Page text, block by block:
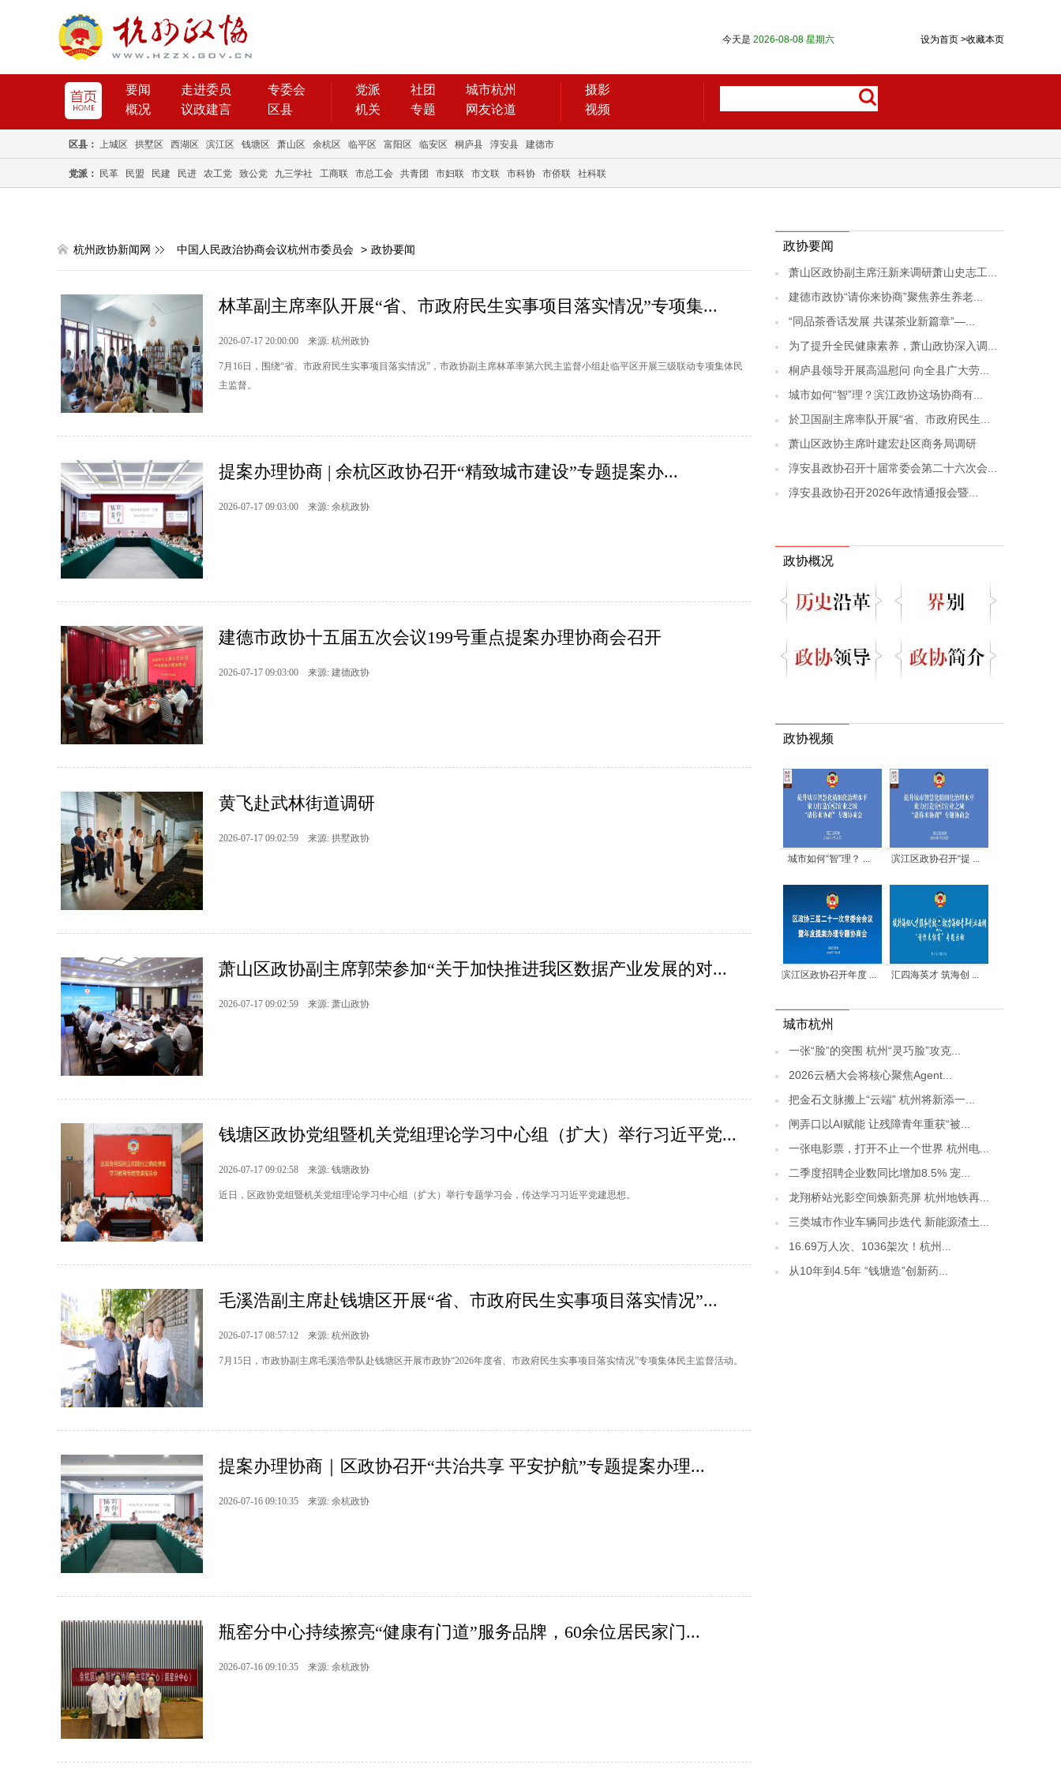
设为首页 >收藏本页
今天是 2026-08-08 星期六
要闻 走进委员
专委会
概况
议政建言 区县
党派 社团
城市杭州
机关
专题 网友论道
摄影
视频
区县： 上城区 拱墅区 西湖区 滨江区 钱塘区 萧山区 余杭区 临平区 富阳区 临安区 桐庐县 淳安县 建德市
党派： 民革 民盟 民建 民进 农工党 致公党 九三学社 工商联 市总工会 共青团 市妇联 市文联 市科协 市侨联 社科联
杭州政协新闻网 中国人民政治协商会议杭州市委员会 > 政协要闻
林革副主席率队开展“省、市政府民生实事项目落实情况”专项集...
2026-07-17 20:00:00 来源: 杭州政协
7月16日，围绕“省、市政府民生实事项目落实情况”，市政协副主席林革率第六民主监督小组赴临平区开展三级联动专项集体民
主监督。
提案办理协商 | 余杭区政协召开“精致城市建设”专题提案办...
2026-07-17 09:03:00 来源: 余杭政协
建德市政协十五届五次会议199号重点提案办理协商会召开
2026-07-17 09:03:00 来源: 建德政协
黄飞赴武林街道调研
2026-07-17 09:02:59 来源: 拱墅政协
萧山区政协副主席郭荣参加“关于加快推进我区数据产业发展的对...
2026-07-17 09:02:59 来源: 萧山政协
钱塘区政协党组暨机关党组理论学习中心组（扩大）举行习近平党...
2026-07-17 09:02:58 来源: 钱塘政协
近日，区政协党组暨机关党组理论学习中心组（扩大）举行专题学习会，传达学习习近平党建思想。
毛溪浩副主席赴钱塘区开展“省、市政府民生实事项目落实情况”...
2026-07-17 08:57:12 来源: 杭州政协
7月15日，市政协副主席毛溪浩带队赴钱塘区开展市政协“2026年度省、市政府民生实事项目落实情况”专项集体民主监督活动。
提案办理协商｜区政协召开“共治共享 平安护航”专题提案办理...
2026-07-16 09:10:35 来源: 余杭政协
瓶窑分中心持续擦亮“健康有门道”服务品牌，60余位居民家门...
2026-07-16 09:10:35 来源: 余杭政协
政协要闻
萧山区政协副主席汪新来调研萧山史志工...
建德市政协“请你来协商”聚焦养生养老...
“同品茶香话发展 共谋茶业新篇章”—...
为了提升全民健康素养，萧山政协深入调...
桐庐县领导开展高温慰问 向全县广大劳...
城市如何“智”理？滨江政协这场协商有...
於卫国副主席率队开展“省、市政府民生...
萧山区政协主席叶建宏赴区商务局调研
淳安县政协召开十届常委会第二十六次会...
淳安县政协召开2026年政情通报会暨...
政协概况
政协视频
城市如何“智”理？ ... 滨江区政协召开“提 ...
滨江区政协召开年度 ... 汇四海英才 筑海创 ...
城市杭州
一张“脸”的突围 杭州“灵巧脸”攻克...
2026云栖大会将核心聚焦Agent...
把金石文脉搬上“云端” 杭州将新添一...
闸弄口以AI赋能 让残障青年重获“被...
一张电影票，打开不止一个世界 杭州电...
二季度招聘企业数同比增加8.5% 宠...
龙翔桥站光影空间焕新亮屏 杭州地铁再...
三类城市作业车辆同步迭代 新能源渣土...
16.69万人次、1036架次！杭州...
从10年到4.5年 “钱塘造”创新药...